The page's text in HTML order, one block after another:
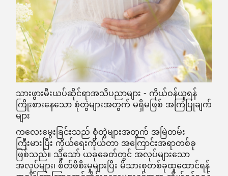
သားဖွားမီးယပ်ဆိုင်ရာအသိပညာများ - ကိုယ်ဝန်ယူရန်
ကြိုးစားနေသော စုံတွဲများအတွက် မရှိမဖြစ် အကြံပြုချက်
များ
ကလေးမွေးခြင်းသည် စုံတွဲများအတွက် အမြဲတမ်း
ကြီးမားပြီး ကိုယ်ရေးကိုယ်တာ အကြောင်းအရာတစ်ခု
ဖြစ်သည်။ သို့သော် ယခုခေတ်တွင် အလုပ်များသော
အလုပ်များ၊ စိတ်ဖိစီးမှုများပြီး မိသားစုတစ်ခုထူထောင်ရန်